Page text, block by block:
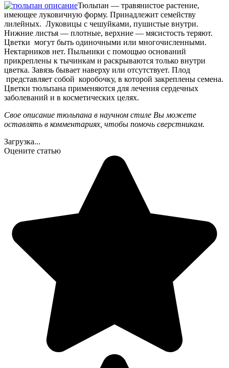
Тюльпан — травянистое растение,
имеющее луковичную форму. Принадлежит семейству
лилейных. Луковицы с чешуйками, пушистые внутри.
Нижние листья — плотные, верхние — мясистость теряют.
Цветки могут быть одиночными или многочисленными.
Нектарников нет. Пыльники с помощью оснований
прикреплены к тычинкам и раскрываются только внутри
цветка. Завязь бывает наверху или отсутствует. Плод
представляет собой коробочку, в которой закреплены семена.
Цветки тюльпана применяются для лечения сердечных
заболеваний и в косметических целях.
Свое описание тюльпана в научном стиле Вы можете
оставлять в комментариях, чтобы помочь сверстникам.
Загрузка...
Оцените статью